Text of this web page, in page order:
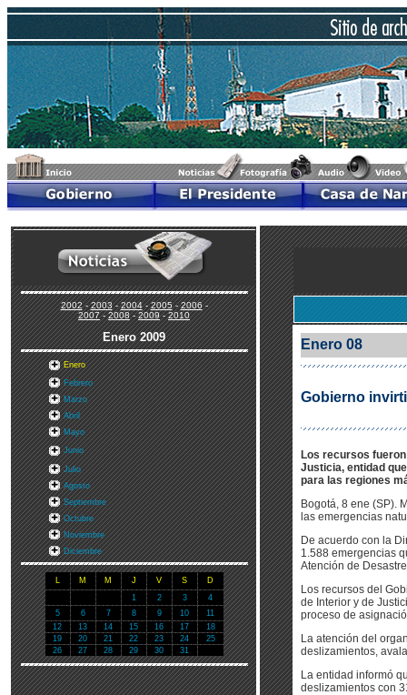
2002-2003-2004-2005-2006-
2007-2008-2009-2010
Enero2009
Enero
Febrero
Marzo
Abril
Mayo
Junio
Julio
Agosto
Septiembre
Octubre
Noviembre
Diciembre
L M M J V S
D
1
2 3
4
5
6 7 8 9 10
11
12
13 14 15 16 17
18
19
20 21 22 23 24
25
26
27 28 29 30 31
Enero 08
Gobierno
Los recursos
Justicia, entidad
para las regiones
Bogotá, 8 ene (SP).
las emergencias
De acuerdo con la
1.588 emergencias
Atención de
Los recursos del
de Interior y de
proceso de
La atención del
deslizamientos,
La entidad informó
deslizamientos con